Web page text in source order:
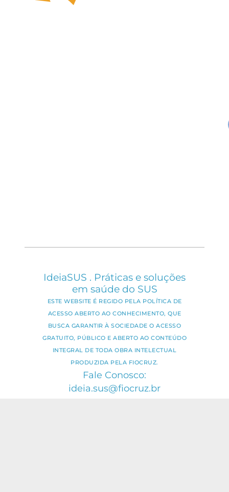
IdeiaSUS . Práticas e soluções
em saúde do SUS
ESTE WEBSITE É REGIDO PELA POLÍTICA DE
ACESSO ABERTO AO CONHECIMENTO, QUE
BUSCA GARANTIR À SOCIEDADE O ACESSO
GRATUITO, PÚBLICO E ABERTO AO CONTEÚDO
INTEGRAL DE TODA OBRA INTELECTUAL
PRODUZIDA PELA FIOCRUZ.
Fale Conosco:
ideia.sus@fiocruz.br